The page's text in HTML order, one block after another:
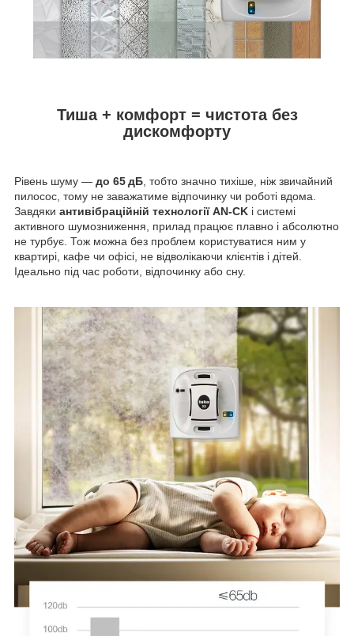
Тиша + комфорт = чистота без
дискомфорту
Рівень шуму — до 65 дБ , тобто значно тихіше, ніж звичайний
пилосос, тому не заважатиме відпочинку чи роботі вдома.
Завдяки антивібраційній технології AN‑CK і системі
активного шумозниження, прилад працює плавно і абсолютно
не турбує. Тож можна без проблем користуватися ним у
квартирі, кафе чи офісі, не відволікаючи клієнтів і дітей.
Ідеально під час роботи, відпочинку або сну.